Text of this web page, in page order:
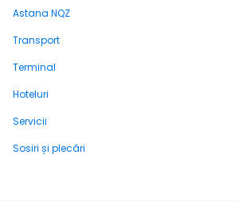
Astana NQZ
Transport
Terminal
Hoteluri
Servicii
Sosiri și plecări